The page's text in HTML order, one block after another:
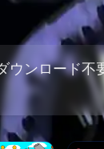
ウンロード不